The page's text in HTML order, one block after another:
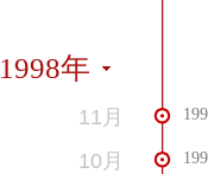
1998年
11月
10月